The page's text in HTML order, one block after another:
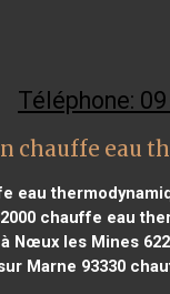
Téléphone:
chauffe eau
eau
chauffe eau
Nœux les Mines
Marne 93330